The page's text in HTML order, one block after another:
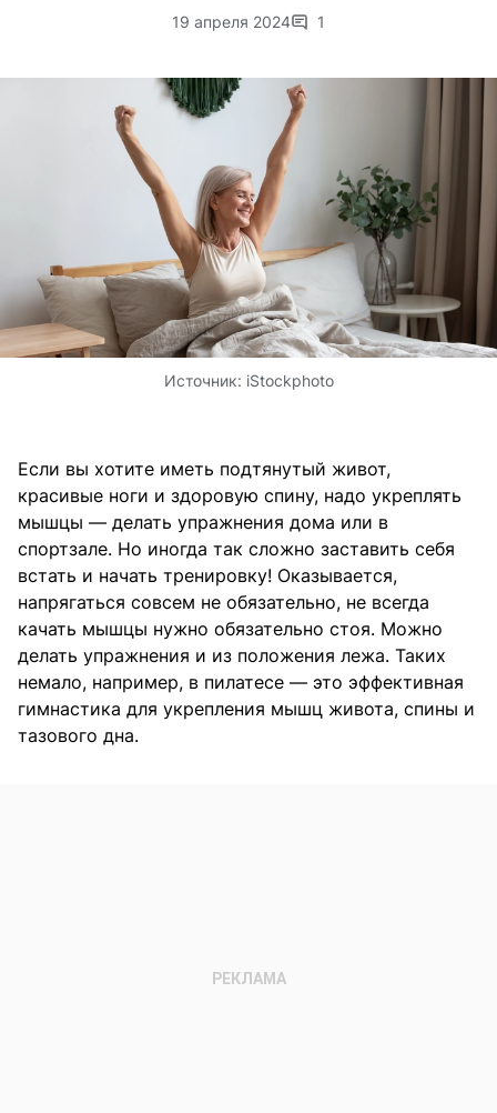
19 апреля 2024 1
Источник: iStockphoto
Если вы хотите иметь подтянутый живот,
красивые ноги и здоровую спину, надо укреплять
мышцы — делать упражнения дома или в
спортзале. Но иногда так сложно заставить себя
встать и начать тренировку! Оказывается,
напрягаться совсем не обязательно, не всегда
качать мышцы нужно обязательно стоя. Можно
делать упражнения и из положения лежа. Таких
немало, например, в пилатесе — это эффективная
гимнастика для укрепления мышц живота, спины и
тазового дна.